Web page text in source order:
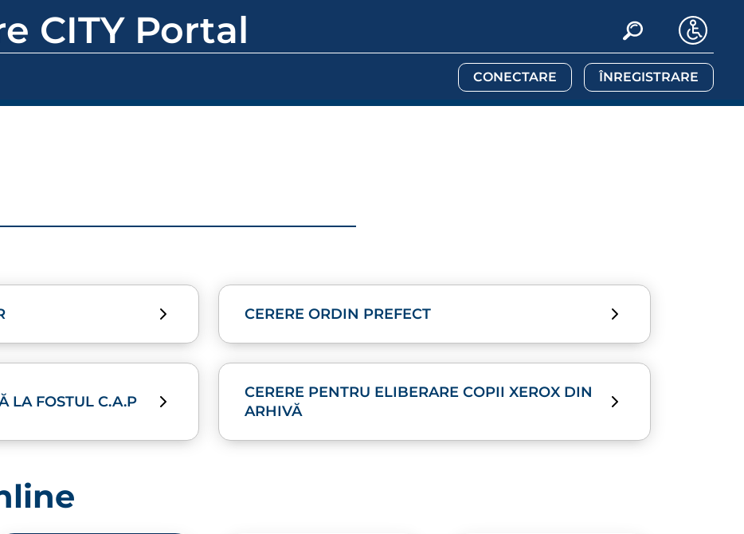
CITY Portal
CONECTARE ÎNREGISTRARE
CERERE ORDIN PREFECT
LA FOSTUL C.A.P
CERERE PENTRU ELIBERARE COPII XEROX DIN
ARHIVĂ